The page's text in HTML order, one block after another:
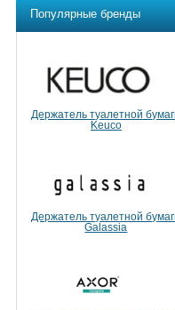
Популярные бренды
Держатель туалетной
Keuco
Держатель туалетной
Galassia